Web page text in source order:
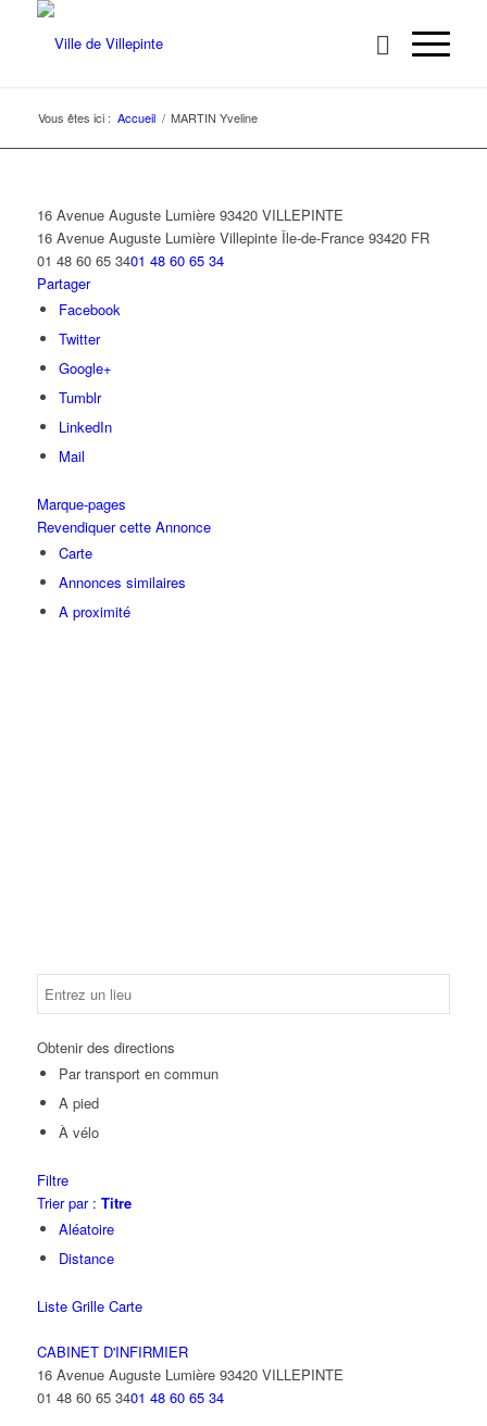
Vous êtes ici : Accueil / MARTIN Yveline
16 Avenue Auguste Lumière 93420 VILLEPINTE
16 Avenue Auguste Lumière Villepinte Île-de-France 93420 FR
01 48 60 65 3401 48 60 65 34
Partager
Facebook
Twitter
Google+
Tumblr
LinkedIn
Mail
Marque-pages
Revendiquer cette Annonce
Carte
Annonces similaires
A proximité
Obtenir des directions
Par transport en commun
A pied
À vélo
Filtre
Trier par : Titre
Aléatoire
Distance
Liste Grille Carte
CABINET D'INFIRMIER
16 Avenue Auguste Lumière 93420 VILLEPINTE
01 48 60 65 3401 48 60 65 34